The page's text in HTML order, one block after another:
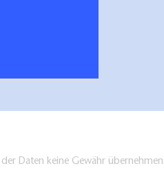
Daten keine Gewähr